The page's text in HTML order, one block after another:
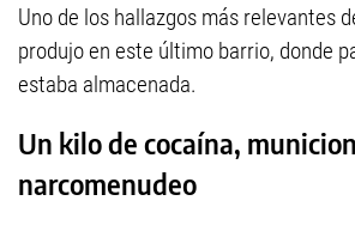
Uno de los hallazgos más relevantes
produjo en este último barrio, donde
estaba almacenada.
Un kilo de cocaína,
narcomenudeo